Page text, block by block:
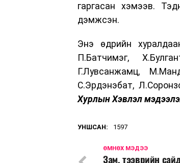
гаргасан хэмээв.
дэмжсэн.
Энэ өдрийн
П.Батчимэг,
Г.Лувсанжамц,
С.Эрдэнэбат,
Хурлын Хэвлэл
УНШСАН: 1597
ӨМНӨХ МЭДЭЭ
Зам, тээврийн